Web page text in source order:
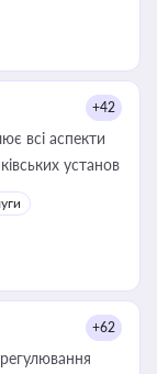
+42
всі аспекти
установ
+62